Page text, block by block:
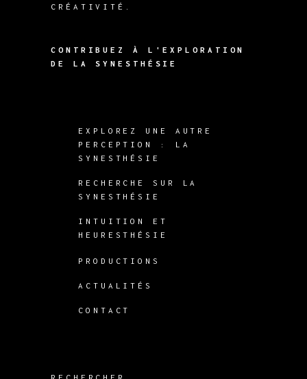
CRÉATIVITÉ.
CONTRIBUEZ À L'EXPLORATION
DE LA SYNESTHÉSIE
EXPLOREZ UNE AUTRE
PERCEPTION : LA
SYNESTHÉSIE
RECHERCHE SUR LA
SYNESTHÉSIE
INTUITION ET
HEURESTHÉSIE
PRODUCTIONS
ACTUALITÉS
CONTACT